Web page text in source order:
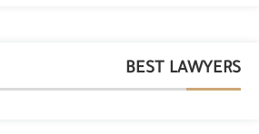
BEST LAWYERS